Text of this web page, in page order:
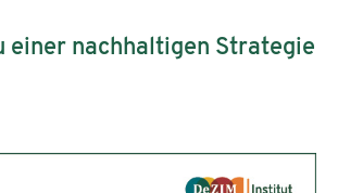
einer nachhaltigen Strategie